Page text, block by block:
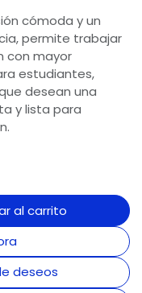
cómoda y un
permite trabajar
con mayor
estudiantes,
desean una
y lista para
al carrito
deseos